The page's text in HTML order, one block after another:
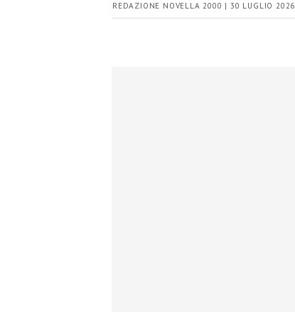
REDAZIONE NOVELLA 2000 | 30 LUGLIO 2026